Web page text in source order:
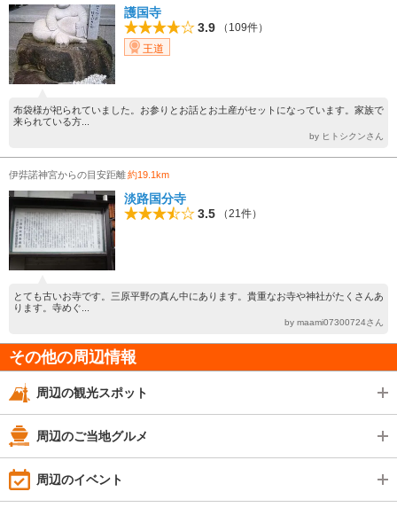
護国寺
3.9
（109件）
王道
布袋様が祀られていました。お参りとお話とお土産がセットになっています。家族で
来られている方...
by ヒトシクンさん
伊弉諾神宮からの目安距離約19.1km
淡路国分寺
3.5
（21件）
とても古いお寺です。三原平野の真ん中にあります。貴重なお寺や神社がたくさんあ
ります。寺めぐ...
by maami07300724さん
その他の周辺情報
周辺の観光スポット
周辺のご当地グルメ
周辺のイベント